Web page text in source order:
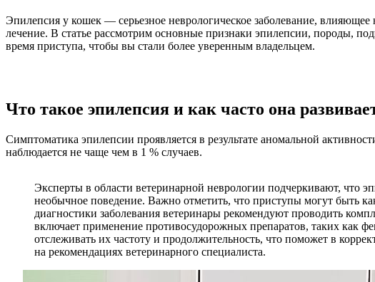
Эпилепсия у кошек — серьезное неврологическое заболевание,
лечение. В статье рассмотрим основные признаки эпилепсии, породы,
время приступа, чтобы вы стали более уверенным владельцем.
Что такое эпилепсия и как часто она
Симптоматика эпилепсии проявляется в результате аномальной
наблюдается не чаще чем в 1 % случаев.
Эксперты в области ветеринарной неврологии подчеркивают, что
необычное поведение. Важно отметить, что приступы могут быть
диагностики заболевания ветеринары рекомендуют проводить
включает применение противосудорожных препаратов, таких как
отслеживать их частоту и продолжительность, что поможет в
на рекомендациях ветеринарного специалиста.